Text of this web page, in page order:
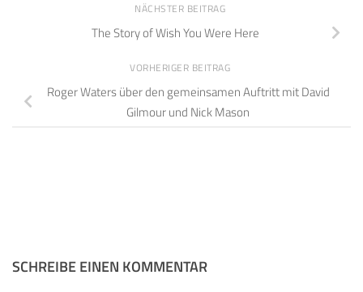
NÄCHSTER BEITRAG
The Story of Wish You Were Here
VORHERIGER BEITRAG
Roger Waters über den gemeinsamen Auftritt mit David
Gilmour und Nick Mason
SCHREIBE EINEN KOMMENTAR